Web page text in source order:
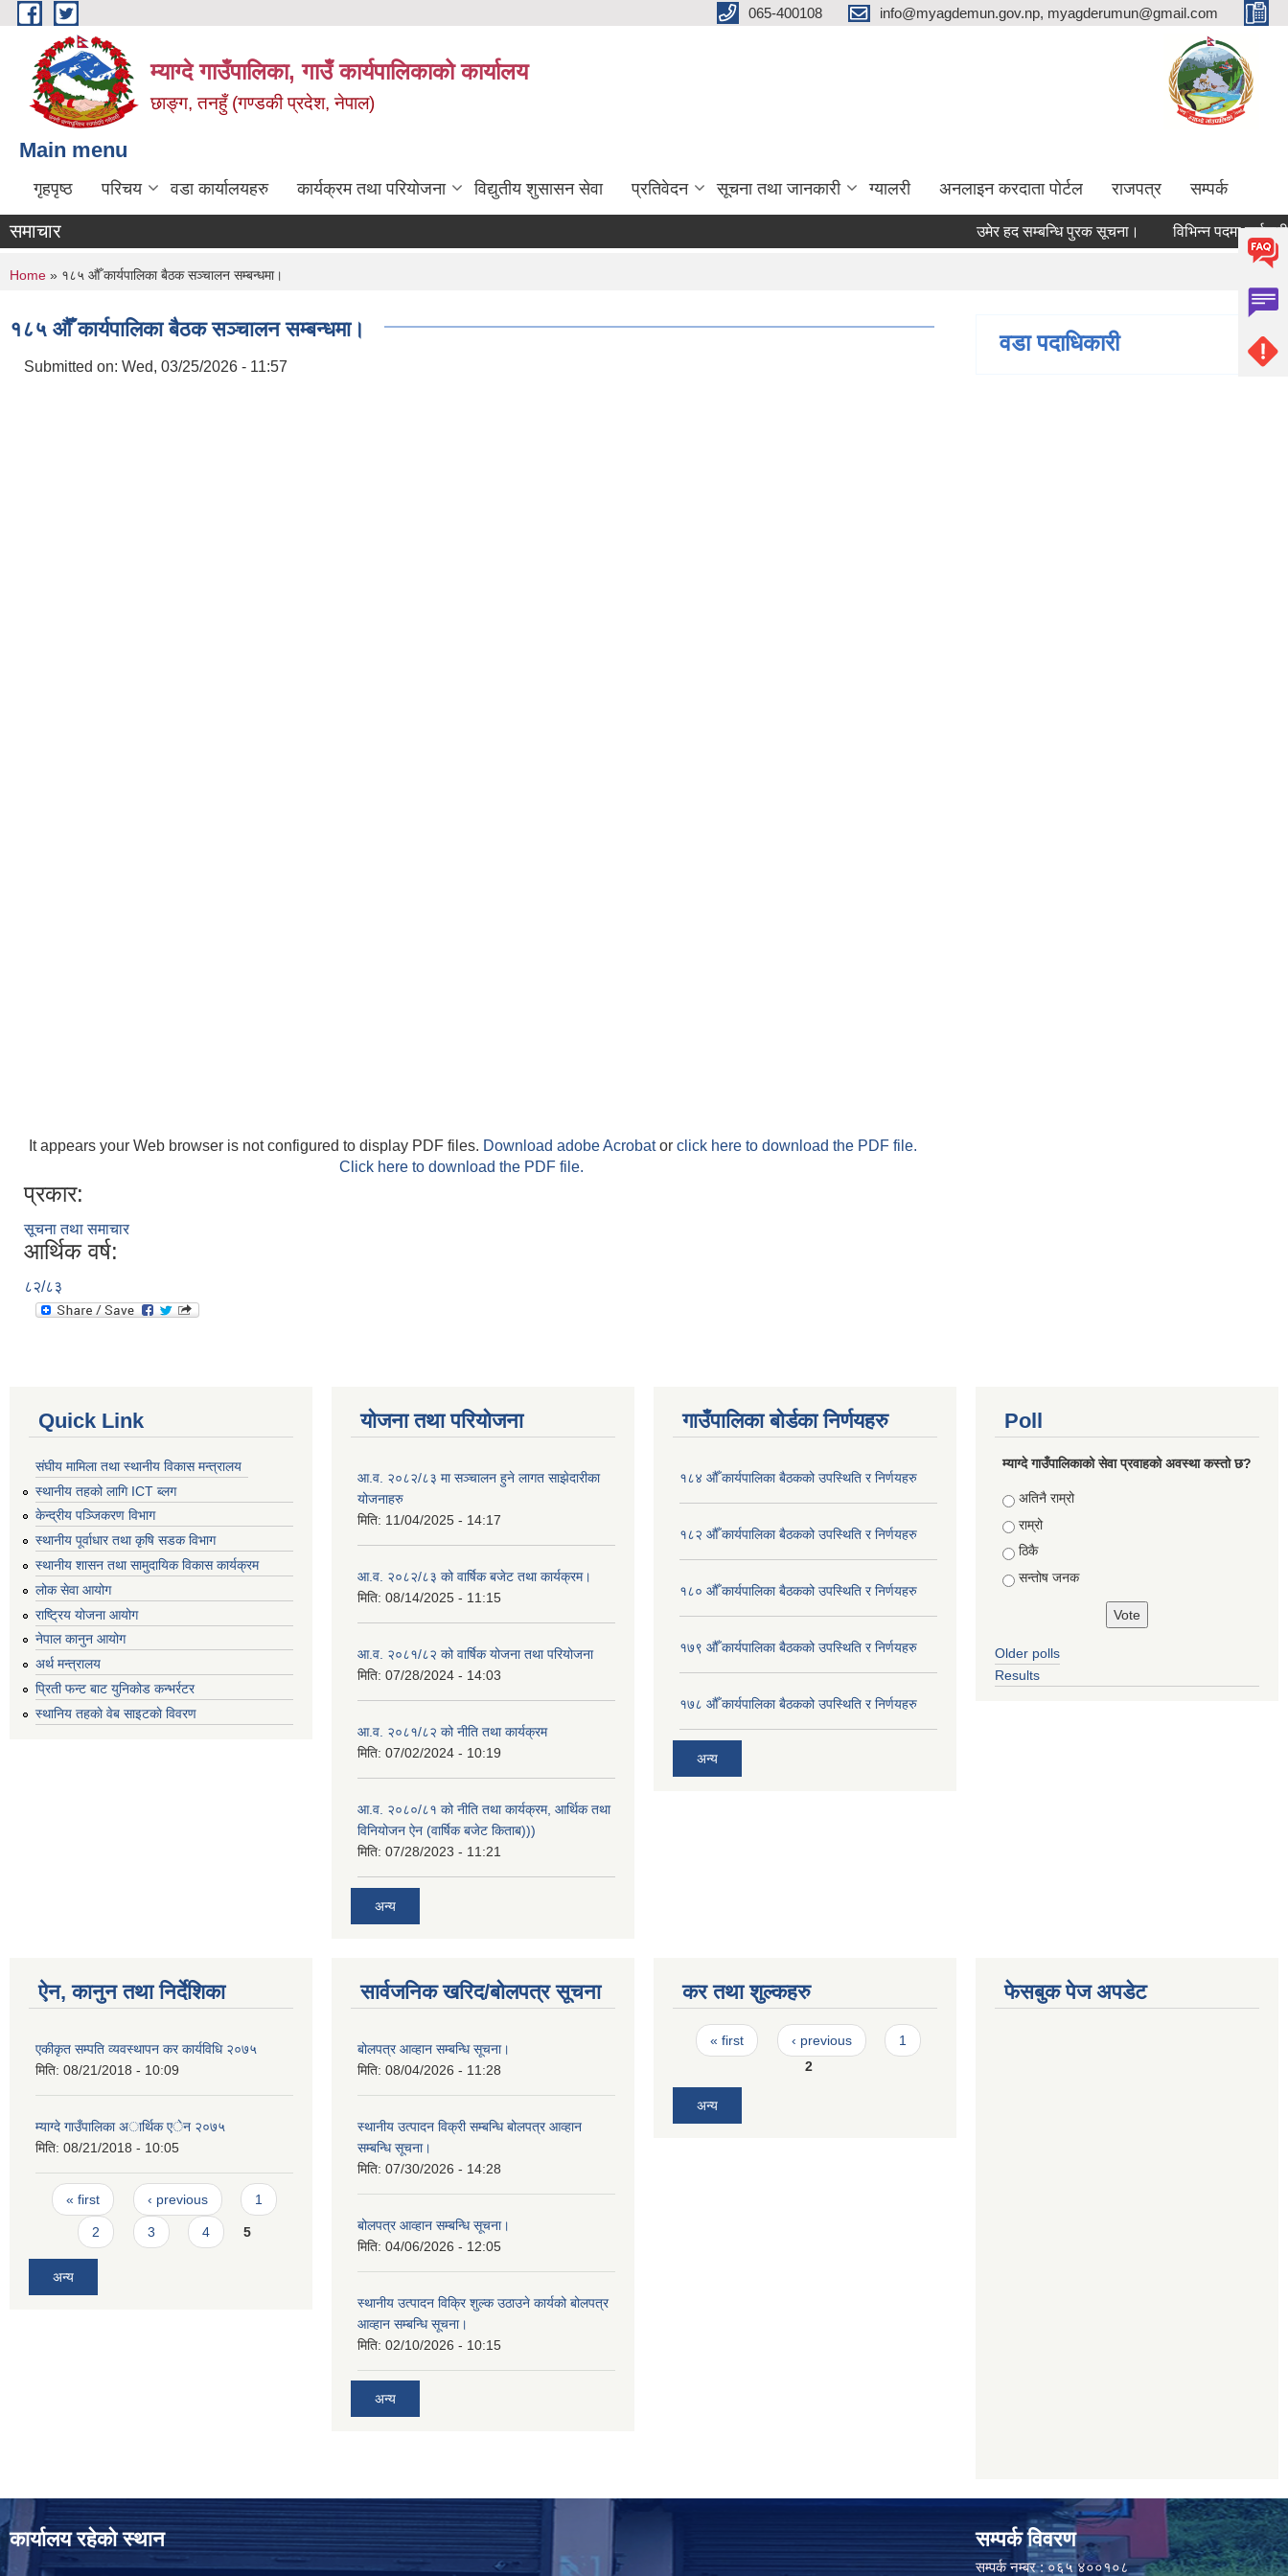
Skip to main content 065-400108 info@myagdemun.gov.np, myagderumun@gmail.com
म्याग्दे गाउँपालिका, गाउँ कार्यपालिकाको कार्यालय
छाङ्ग, तनहुँ (गण्डकी प्रदेश, नेपाल)
Main menu
गृहपृष्ठ परिचय वडा कार्यालयहरु कार्यक्रम तथा परियोजना विद्युतीय शुसासन सेवा प्रतिवेदन सूचना तथा जानकारी ग्यालरी अनलाइन करदाता पोर्टल राजपत्र सम्पर्क
समाचार उमेर हद सम्बन्धि पुरक सूचना। विभिन्न पदमा कर्मचारी
You are here
Home » १८५ औँ कार्यपालिका बैठक सञ्चालन सम्बन्धमा।
१८५ औँ कार्यपालिका बैठक सञ्चालन सम्बन्धमा।
Submitted on: Wed, 03/25/2026 - 11:57
It appears your Web browser is not configured to display PDF files. Download adobe Acrobator click here to download the PDF file.
Click here to download the PDF file.
प्रकार:
सूचना तथा समाचार
आर्थिक वर्ष:
८२/८३
वडा पदाधिकारी
Quick Link
संघीय मामिला तथा स्थानीय विकास मन्त्रालय
स्थानीय तहको लागि ICT ब्लग
केन्द्रीय पञ्जिकरण विभाग
स्थानीय पूर्वाधार तथा कृषि सडक विभाग
स्थानीय शासन तथा सामुदायिक विकास कार्यक्रम
लोक सेवा आयोग
राष्ट्रिय योजना आयोग
नेपाल कानुन आयोग
अर्थ मन्त्रालय
प्रिती फन्ट बाट युनिकोड कन्भर्रटर
स्थानिय तहकाे वेब साइटकाे विवरण
योजना तथा परियोजना
आ.व. २०८२/८३ मा सञ्चालन हुने लागत साझेदारीका
योजनाहरु
मिति: 11/04/2025 - 14:17
आ.व. २०८२/८३ को वार्षिक बजेट तथा कार्यक्रम।
मिति: 08/14/2025 - 11:15
आ.व. २०८१/८२ को वार्षिक योजना तथा परियोजना
मिति: 07/28/2024 - 14:03
आ.व. २०८१/८२ को नीति तथा कार्यक्रम
मिति: 07/02/2024 - 10:19
आ.व. २०८०/८१ को नीति तथा कार्यक्रम, आर्थिक तथा
विनियोजन ऐन (वार्षिक बजेट किताब)))
मिति: 07/28/2023 - 11:21
अन्य
गाउँपालिका बोर्डका निर्णयहरु
१८४ औँ कार्यपालिका बैठकको उपस्थिति र निर्णयहरु
१८२ औँ कार्यपालिका बैठकको उपस्थिति र निर्णयहरु
१८० औँ कार्यपालिका बैठकको उपस्थिति र निर्णयहरु
१७९ औँ कार्यपालिका बैठकको उपस्थिति र निर्णयहरु
१७८ औँ कार्यपालिका बैठकको उपस्थिति र निर्णयहरु
अन्य
Poll
म्याग्दे गाउँपालिकाको सेवा प्रवाहको अवस्था कस्तो छ?
Choices
अतिनै राम्रो
राम्रो
ठिकै
सन्तोष जनक
Older polls
Results
ऐन, कानुन तथा निर्देशिका
एकीकृत सम्पति व्यवस्थापन कर कार्यविधि २०७५
मिति: 08/21/2018 - 10:09
म्याग्दे गाउँपालिका अार्थिक एेन २०७५
मिति: 08/21/2018 - 10:05
Pages
« first ‹ previous 1
2 3 4 5
अन्य
सार्वजनिक खरिद/बोलपत्र सूचना
बोलपत्र आव्हान सम्बन्धि सूचना।
मिति: 08/04/2026 - 11:28
स्थानीय उत्पादन विक्री सम्बन्धि बोलपत्र आव्हान
सम्बन्धि सूचना।
मिति: 07/30/2026 - 14:28
बोलपत्र आव्हान सम्बन्धि सूचना।
मिति: 04/06/2026 - 12:05
स्थानीय उत्पादन विक्रि शुल्क उठाउने कार्यको बोलपत्र
आव्हान सम्बन्धि सूचना।
मिति: 02/10/2026 - 10:15
अन्य
कर तथा शुल्कहरु
Pages
« first ‹ previous
1
2
अन्य
फेसबुक पेज अपडेट
कार्यालय रहेको स्थान सम्पर्क विवरण
सम्पर्क नम्बर : ०६५ ४००१०८